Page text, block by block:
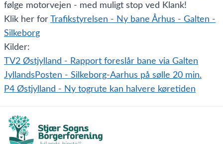
følge motorvejen - med muligt stop ved Klank!
Klik her for Trafikstyrelsen - Ny bane Århus - Galten -
Silkeborg
Kilder:
TV2 Østjylland - Rapport foreslår bane via Galten
JyllandsPosten - Silkeborg-Aarhus på sølle 20 min.
P4 Østjylland - Ny togrute kan halvere køretiden